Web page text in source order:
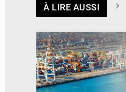
À LIRE AUSSI
© JDM